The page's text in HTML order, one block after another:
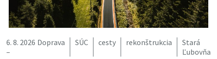
6. 8. 2026
–
Doprava SÚC cesty rekonštrukcia
Stará
Ľubovňa